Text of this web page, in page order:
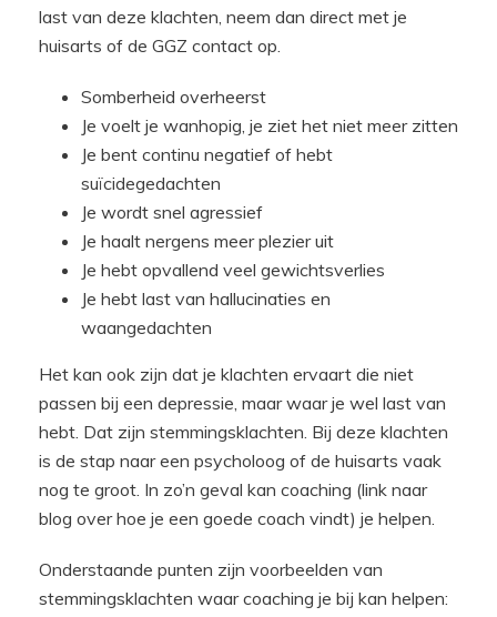
last van deze klachten, neem dan direct met je
huisarts of de GGZ contact op.
Somberheid overheerst
Je voelt je wanhopig, je ziet het niet meer zitten
Je bent continu negatief of hebt
suïcidegedachten
Je wordt snel agressief
Je haalt nergens meer plezier uit
Je hebt opvallend veel gewichtsverlies
Je hebt last van hallucinaties en
waangedachten
Het kan ook zijn dat je klachten ervaart die niet
passen bij een depressie, maar waar je wel last van
hebt. Dat zijn stemmingsklachten. Bij deze klachten
is de stap naar een psycholoog of de huisarts vaak
nog te groot. In zo’n geval kan coaching (link naar
blog over hoe je een goede coach vindt) je helpen.
Onderstaande punten zijn voorbeelden van
stemmingsklachten waar coaching je bij kan helpen: